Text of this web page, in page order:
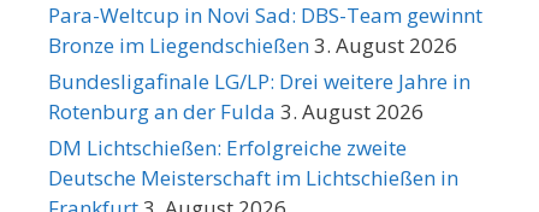
Para-Weltcup in Novi Sad: DBS-Team gewinnt
Bronze im Liegendschießen3. August 2026
Bundesligafinale LG/LP: Drei weitere Jahre in
Rotenburg an der Fulda 3. August 2026
DM Lichtschießen: Erfolgreiche zweite
Deutsche Meisterschaft im Lichtschießen in